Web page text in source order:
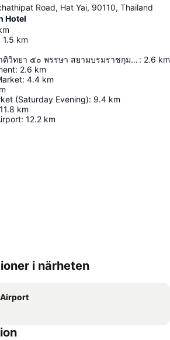
Road, Hat Yai, 90110, Thailand
Hotel
1.5 km
พิพิธภัณฑสถานธรรมชาติวิทยา ๕๐ พรรษา สยามบรมราชกุมารี : 2.6 km
: 2.6 km
: 4.4 km
(Saturday Evening): 9.4 km
11.8 km
: 12.2 km
i närheten